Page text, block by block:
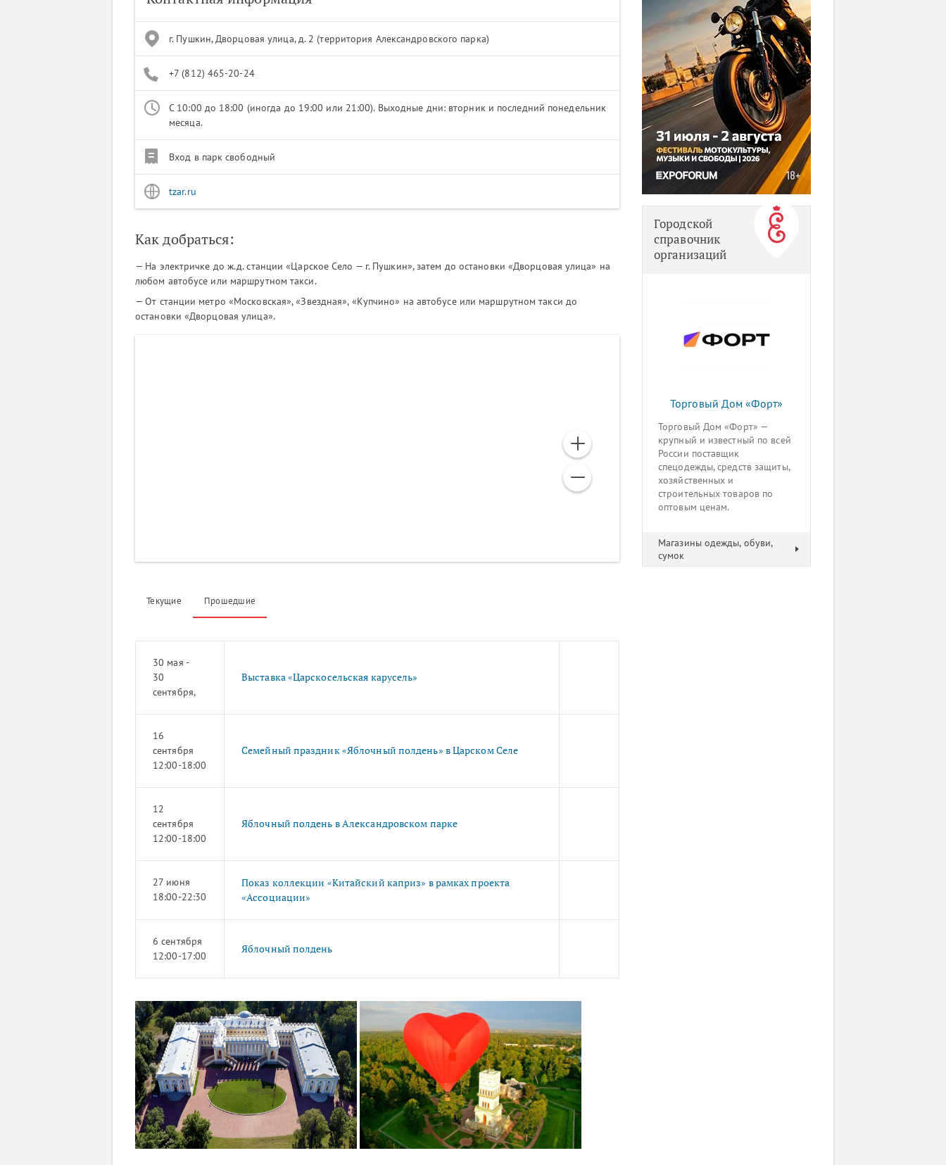
г. Пушкин, Дворцовая улица, д. 2 (территория Александровского парка)
+7 (812) 465-20-24
С 10:00 до 18:00 (иногда до 19:00 или 21:00). Выходные дни: вторник и последний понедельник
месяца.
Вход в парк свободный
tzar.ru
Как добраться:
— На электричке до ж.д. станции «Царское Село — г. Пушкин», затем до остановки «Дворцовая улица» на
любом автобусе или маршрутном такси.
— От станции метро «Московская», «Звездная», «Купчино» на автобусе или маршрутном такси до
остановки «Дворцовая улица».
Текущие Прошедшие
30 мая -
30
сентября,
Выставка «Царскосельская карусель»
16
сентября
12:00-18:00
Семейный праздник «Яблочный полдень» в Царском Селе
12
сентября
12:00-18:00
Яблочный полдень в Александровском парке
27 июня
18:00-22:30
Показ коллекции «Китайский каприз» в рамках проекта
«Ассоциации»
6 сентября
12:00-17:00
Яблочный полдень
Городской
справочник
организаций
Торговый Дом «Форт»
Торговый Дом «Форт» —
крупный и известный по всей
России поставщик
спецодежды, средств защиты,
хозяйственных и
строительных товаров по
оптовым ценам.
Магазины одежды, обуви,
сумок